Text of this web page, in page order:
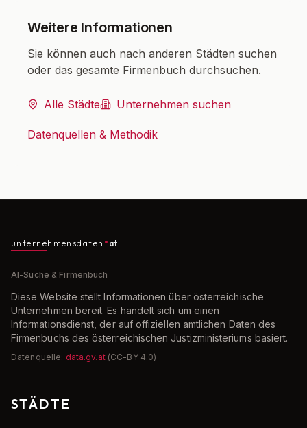
Weitere Informationen
Sie können auch nach anderen Städten suchen
oder das gesamte Firmenbuch durchsuchen.
Alle Städte Unternehmen suchen
Datenquellen & Methodik
unternehmensdaten at
AI-Suche & Firmenbuch
Diese Website stellt Informationen über österreichische
Unternehmen bereit. Es handelt sich um einen
Informationsdienst, der auf offiziellen amtlichen Daten des
Firmenbuchs des österreichischen Justizministeriums basiert.
Datenquelle: data.gv.at (CC-BY 4.0)
STÄDTE